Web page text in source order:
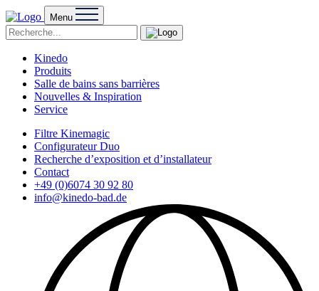
Menu
Kinedo
Produits
Salle de bains sans barrières
Nouvelles & Inspiration
Service
Filtre Kinemagic
Configurateur Duo
Recherche d’exposition et d’installateur
Contact
+49 (0)6074 30 92 80
info@kinedo-bad.de